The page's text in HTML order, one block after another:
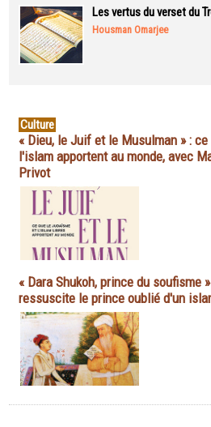
Les vertus du verset du
Housman Omarjee
Culture
« Dieu, le Juif et le Musulman » :
l'islam apportent au monde, avec
Privot
« Dara Shukoh, prince du soufisme
ressuscite le prince oublié d'un